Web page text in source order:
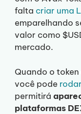
falta criar uma
emparelhando
valor como
mercado.
Quando o
você pode
permitirá
plataformas